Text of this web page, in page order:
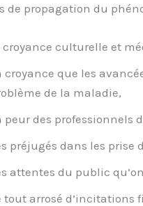
de propagation du
croyance culturelle et
croyance que les
de la maladie,
peur des professionnels
préjugés dans les prise
attentes du public
tout arrosé d’incitations